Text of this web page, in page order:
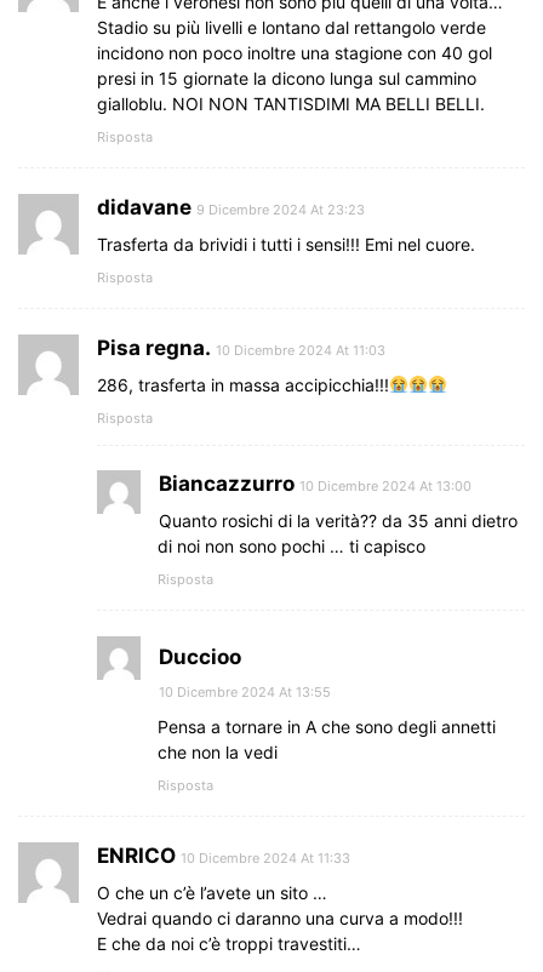
Stadio su più livelli e lontano dal rettangolo verde
incidono non poco inoltre una stagione con 40 gol
presi in 15 giornate la dicono lunga sul cammino
gialloblu. NOI NON TANTISDIMI MA BELLI BELLI.
Risposta
didavane 9 Dicembre 2024 At 23:23
Trasferta da brividi i tutti i sensi!!! Emi nel cuore.
Risposta
Pisa regna. 10 Dicembre 2024 At 11:03
286, trasferta in massa accipicchia!!!
Risposta
Biancazzurro 10 Dicembre 2024 At 13:00
Quanto rosichi di la verità?? da 35 anni dietro
di noi non sono pochi … ti capisco
Risposta
Duccioo
10 Dicembre 2024 At 13:55
Pensa a tornare in A che sono degli annetti
che non la vedi
Risposta
ENRICO 10 Dicembre 2024 At 11:33
O che un c’è l’avete un sito …
Vedrai quando ci daranno una curva a modo!!!
E che da noi c’è troppi travestiti…